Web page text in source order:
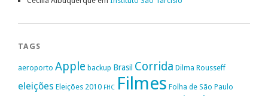
TAGS
aeroporto Apple backup Brasil Corrida Dilma Rousseff
eleições Eleições 2010 FHC Filmes Folha de São Paulo